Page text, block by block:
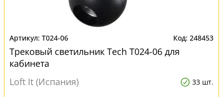
T024-06 248453
Трековый светильник Tech T024-06 для
кабинета
Loft It (Испания)
33 шт.